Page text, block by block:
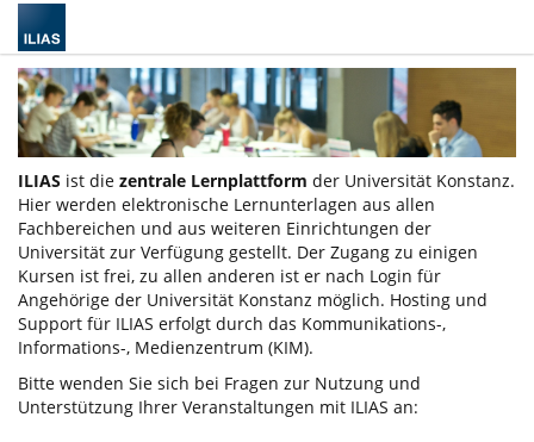
ILIAS ist die zentrale Lernplattform der Universität Konstanz.
Hier werden elektronische Lernunterlagen aus allen
Fachbereichen und aus weiteren Einrichtungen der
Universität zur Verfügung gestellt. Der Zugang zu einigen
Kursen ist frei, zu allen anderen ist er nach Login für
Angehörige der Universität Konstanz möglich. Hosting und
Support für ILIAS erfolgt durch das Kommunikations-,
Informations-, Medienzentrum (KIM).
Bitte wenden Sie sich bei Fragen zur Nutzung und
Unterstützung Ihrer Veranstaltungen mit ILIAS an: